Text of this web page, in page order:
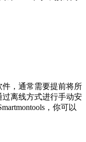
，通常需要提前将所
离线方式进行手动安
，你可以